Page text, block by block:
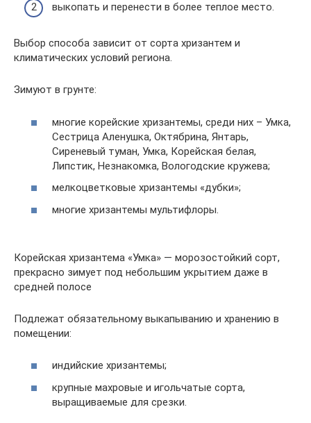
выкопать и перенести в более теплое место.
Выбор способа зависит от сорта хризантем и
климатических условий региона.
Зимуют в грунте:
многие корейские хризантемы, среди них – Умка,
Сестрица Аленушка, Октябрина, Янтарь,
Сиреневый туман, Умка, Корейская белая,
Липстик, Незнакомка, Вологодские кружева;
мелкоцветковые хризантемы «дубки»;
многие хризантемы мультифлоры.
Корейская хризантема «Умка» — морозостойкий сорт,
прекрасно зимует под небольшим укрытием даже в
средней полосе
Подлежат обязательному выкапыванию и хранению в
помещении:
индийские хризантемы;
крупные махровые и игольчатые сорта,
выращиваемые для срезки.